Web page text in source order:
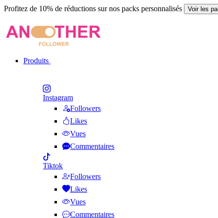
Profitez de 10% de réductions sur nos packs personnalisés Voir les
Produits
Instagram
Followers
Likes
Vues
Commentaires
Tiktok
Followers
Likes
Vues
Commentaires